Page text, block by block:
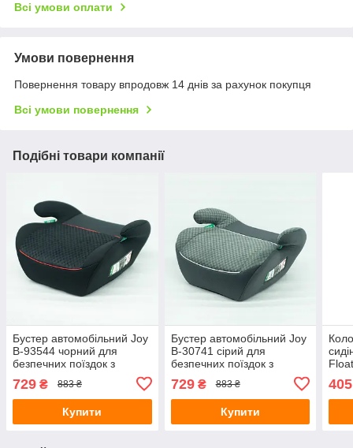
Всі умови оплати
Умови повернення
Повернення товару впродовж 14 днів за рахунок покупця
Всі умови повернення
Подібні товари компанії
Бустер автомобільний Joy
B-93544 чорний для
безпечних поїздок з
підлокітниками та знімним
чохлом, 15-36 кг
729 ₴ 883 ₴
Купити
Бустер автомобільний Joy
B-30741 сірий для
безпечних поїздок з
підлокітниками та знімним
чохлом, 15-36 кг
729₴ 883 ₴
Купити
405